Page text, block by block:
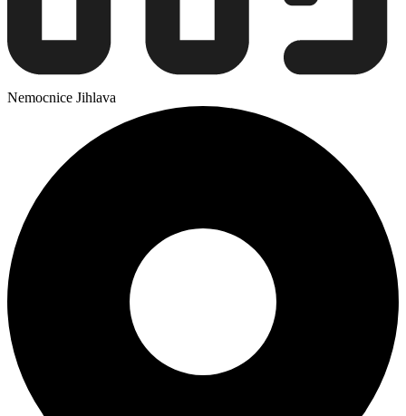
Nemocnice Jihlava